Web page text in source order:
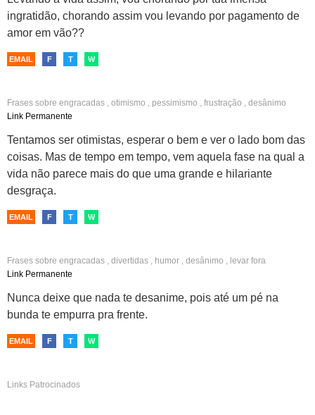
ingratidão, chorando assim vou levando por pagamento de
amor em vão??
EMAIL F T W
Frases sobre engracadas , otimismo , pessimismo , frustração , desânimo
Link Permanente
Tentamos ser otimistas, esperar o bem e ver o lado bom das
coisas. Mas de tempo em tempo, vem aquela fase na qual a
vida não parece mais do que uma grande e hilariante
desgraça.
EMAIL F T W
Frases sobre engracadas , divertidas , humor , desânimo , levar fora
Link Permanente
Nunca deixe que nada te desanime, pois até um pé na
bunda te empurra pra frente.
EMAIL F T W
Links Patrocinados